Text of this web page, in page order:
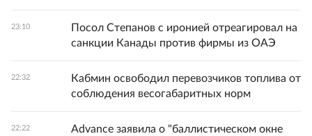
23:10
Посол Степанов с иронией отреагировал на
санкции Канады против фирмы из ОАЭ
22:32
Кабмин освободил перевозчиков топлива от
соблюдения весогабаритных норм
22:22
Advance заявила о "баллистическом окне